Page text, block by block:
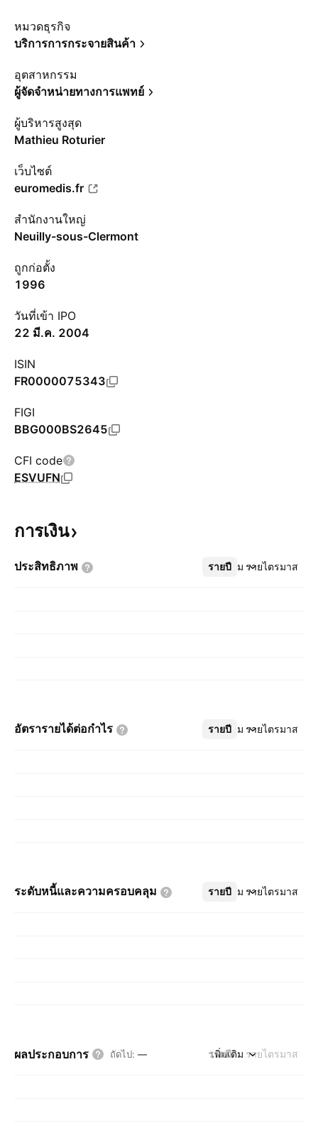
หมวดธุรกิจ
บริการการกระจายสินค้า
อุตสาหกรรม
ผู้จัดจำหน่ายทางการแพทย์
ผู้บริหารสูงสุด
Mathieu Roturier
เว็บไซต์
euromedis.fr
สำนักงานใหญ่
Neuilly-sous-Clermont
ถูกก่อตั้ง
1996
วันที่เข้า IPO
22 มี.ค. 2004
ISIN
FR0000075343
FIGI
BBG000BS2645
CFI code
ESVUFN
การเงิน
ประสิทธิภาพ รายปี รายไตรมาส
เพิ่มเติม
อัตรารายได้ต่อกำไร รายปี รายไตรมาส
เพิ่มเติม
ระดับหนี้และความครอบคลุม รายปี รายไตรมาส
เพิ่มเติม
ผลประกอบการ ถัดไป: — รายปี รายไตรมาส
เพิ่มเติม